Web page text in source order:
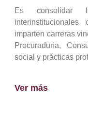
Es consolidar
imparten carreras
Procuraduría,
social y prácticas
Ver más